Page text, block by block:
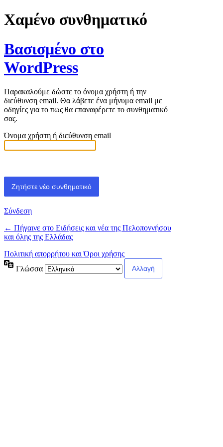
Χαμένο συνθηματικό
Βασισμένο στο
WordPress
Παρακαλούμε δώστε το όνομα χρήστη ή την
διεύθυνση email. Θα λάβετε ένα μήνυμα email με
οδηγίες για το πως θα επαναφέρετε το συνθηματικό
σας.
Όνομα χρήστη ή διεύθυνση email
Σύνδεση
← Πήγαινε στο Ειδήσεις και νέα της Πελοποννήσου
και όλης της Ελλάδας
Πολιτική απορρήτου και Όροι χρήσης
Γλώσσα